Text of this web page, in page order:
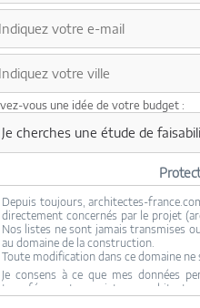
vous une idée de votre budget :
Depuis toujours, architectes-
directement concernés par le projet
Nos listes ne sont jamais transmises
au domaine de la construction.
Toute modification dans ce domaine
Je consens à ce que mes données
transférer votre projet aux